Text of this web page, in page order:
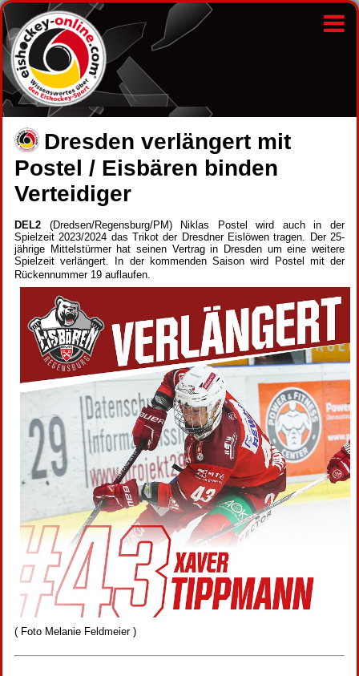
Dresden verlängert mit
Postel / Eisbären binden
Verteidiger
DEL2 (Dredsen/Regensburg/PM) Niklas Postel wird auch in der
Spielzeit 2023/2024 das Trikot der Dresdner Eislöwen tragen. Der 25-
jährige Mittelstürmer hat seinen Vertrag in Dresden um eine weitere
Spielzeit verlängert. In der kommenden Saison wird Postel mit der
Rückennummer 19 auflaufen.
( Foto Melanie Feldmeier )